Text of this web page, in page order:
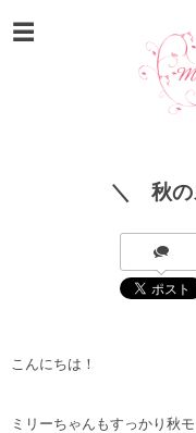
＼ 秋の
こんにちは！
ミリーちゃんもすっかり秋